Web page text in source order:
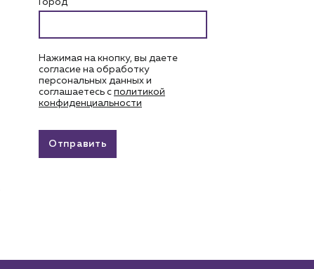
Город
Нажимая на кнопку, вы даете
согласие на обработку
персональных данных и
соглашаетесь c политикой
конфиденциальности
Отправить